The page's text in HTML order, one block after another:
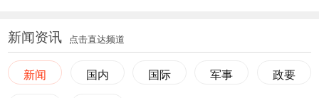
新闻资讯 点击直达频道
新闻 国内 国际 军事 政要